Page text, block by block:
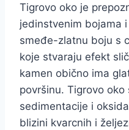
Tigrovo oko je
jedinstvenim bojama
smeđe-zlatnu boju s
koje stvaraju efekt
kamen obično ima
površinu. Tigrovo
sedimentacije i
blizini kvarcnih i